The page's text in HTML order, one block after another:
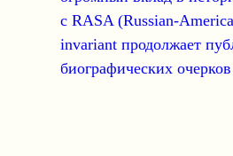
сRASA (Russian-
invariant продолжает
биографических очерков